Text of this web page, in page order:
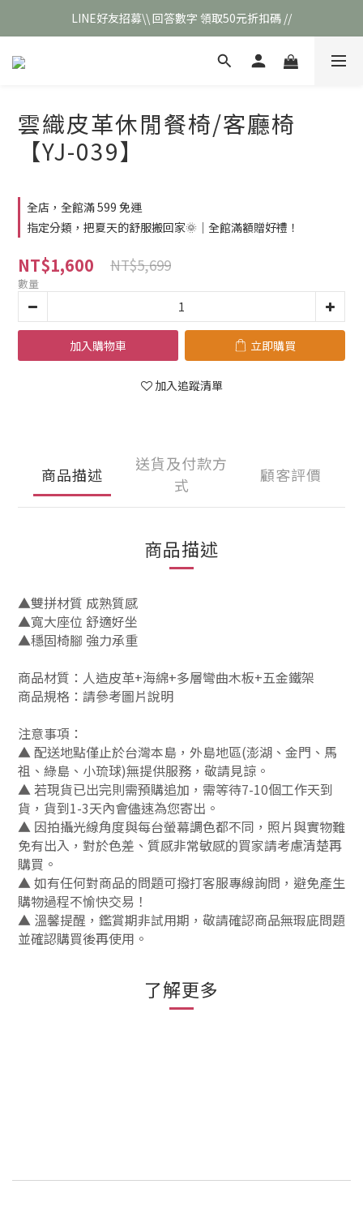
\\新會員註冊// 贈100元購物金❣️
LINE好友招募\\ 回答數字 領取50元折扣碼 //
\\新會員註冊// 贈100元購物金❣️
雲織皮革休閒餐椅/客廳椅
【YJ-039】
全店，全館滿 599 免運
指定分類，把夏天的舒服搬回家🌞｜全館滿額贈好禮！
NT$1,600 NT$5,699
數量
加入購物車 立即購買
加入追蹤清單
商品描述
送貨及付款方
式
顧客評價
商品描述
▲雙拼材質 成熟質感
▲寬大座位 舒適好坐
▲穩固椅腳 強力承重
商品材質：人造皮革+海綿+多層彎曲木板+五金鐵架
商品規格：請參考圖片說明
注意事項：
▲ 配送地點僅止於台灣本島，外島地區(澎湖、金門、馬
祖、綠島、小琉球)無提供服務，敬請見諒。
▲ 若現貨已出完則需預購追加，需等待7-10個工作天到
貨，貨到1-3天內會儘速為您寄出。
▲ 因拍攝光線角度與每台螢幕調色都不同，照片與實物難
免有出入，對於色差、質感非常敏感的買家請考慮清楚再
購買。
▲ 如有任何對商品的問題可撥打客服專線詢問，避免產生
購物過程不愉快交易！
▲ 溫馨提醒，鑑賞期非試用期，敬請確認商品無瑕庛問題
並確認購買後再使用。
了解更多